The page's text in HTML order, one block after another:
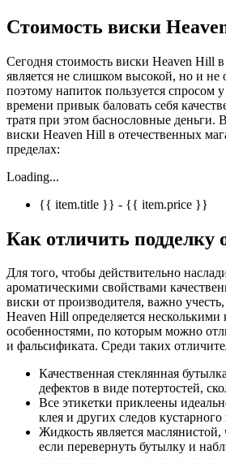
Стоимость виски
Сегодня стоимость виски Heaven Hill
является не слишком высокой, но и
поэтому напиток пользуется спросом
времени привык баловать себя
тратя при этом баснословные деньги.
виски Heaven Hill в отечественных
пределах:
Loading...
{{ item.title }} - {{ item.price }}
Как отличить подделку
Для того, чтобы действительно
ароматическими свойствами
виски от производителя, важно
Heaven Hill определяется несколькими
особенностями, по которым можно
и фальсификата. Среди таких
Качественная стеклянная
дефектов в виде потертостей,
Все этикетки приклеены
клея и других следов кустарного
Жидкость является
если перевернуть бутылку и